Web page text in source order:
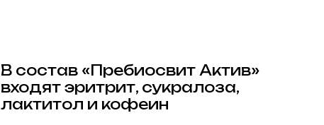
В состав «Пребиосвит Актив»
входят эритрит, сукралоза,
лактитол и кофеин